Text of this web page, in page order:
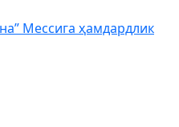
Мессига ҳамдардлик